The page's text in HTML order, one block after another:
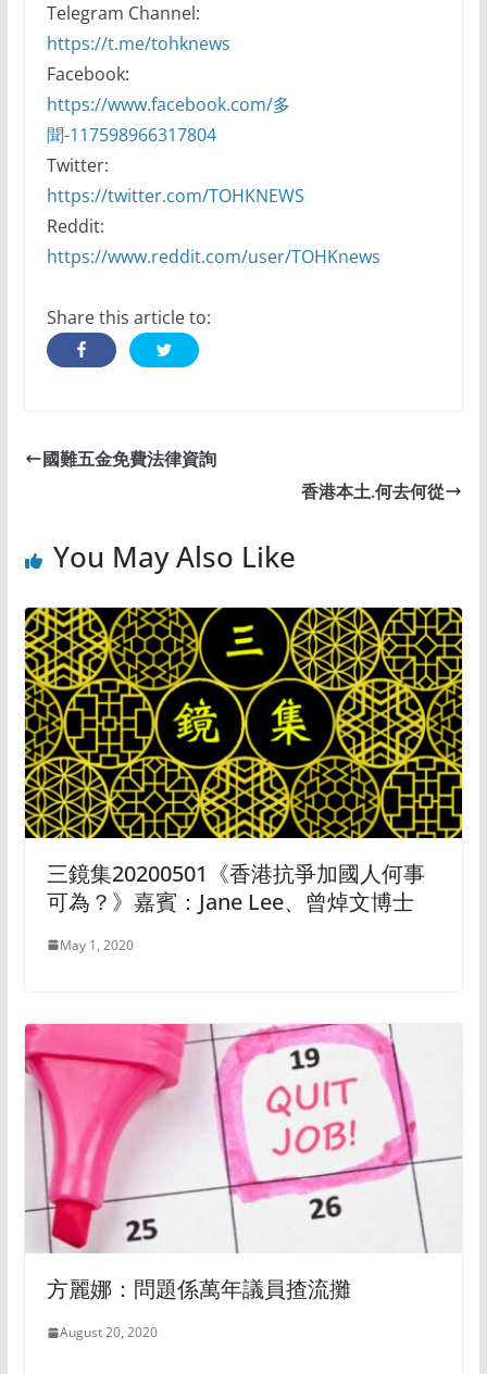
Telegram Channel:
https://t.me/tohknews
Facebook:
https://www.facebook.com/多
聞-117598966317804
Twitter:
https://twitter.com/TOHKNEWS
Reddit:
https://www.reddit.com/user/TOHKnews
Share this article to:
國難五金免費法律資詢
香港本土.何去何從
You May Also Like
三鏡集20200501《香港抗爭加國人何事
可為？》嘉賓：Jane Lee、曾焯文博士
May 1, 2020
方麗娜：問題係萬年議員揸流攤
August 20, 2020